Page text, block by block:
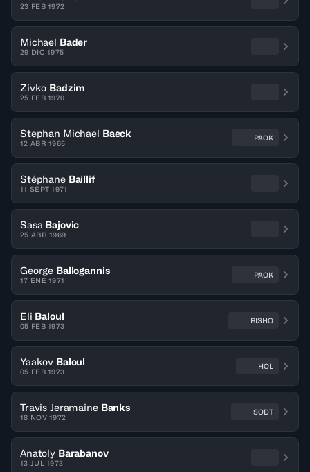
23 FEB 1972
Michael Bader
29 DIC 1975
Zivko Badzim
25 FEB 1970
Stephan Michael Baeck
12 ABR 1965
PAOK
Stéphane Baillif
11 SEPT 1971
Sasa Bajovic
25 ABR 1969
George Ballogannis
17 ENE 1971
PAOK
Eli Baloul
05 FEB 1973
RISHO
Yaakov Baloul
05 FEB 1973
HOL
Travis Jeramaine Banks
18 NOV 1972
SODT
Anatoly Barabanov
13 JUL 1973